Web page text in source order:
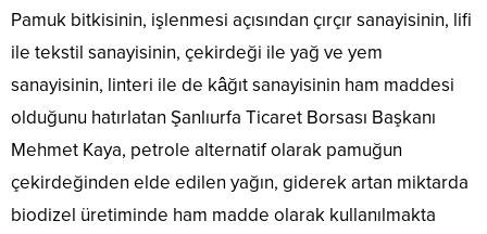
Pamuk bitkisinin, işlenmesi açısından çırçır sanayisinin, lifi
ile tekstil sanayisinin, çekirdeği ile yağ ve yem
sanayisinin, linteri ile de kâğıt sanayisinin ham maddesi
olduğunu hatırlatan Şanlıurfa Ticaret Borsası Başkanı
Mehmet Kaya, petrole alternatif olarak pamuğun
çekirdeğinden elde edilen yağın, giderek artan miktarda
biodizel üretiminde ham madde olarak kullanılmakta